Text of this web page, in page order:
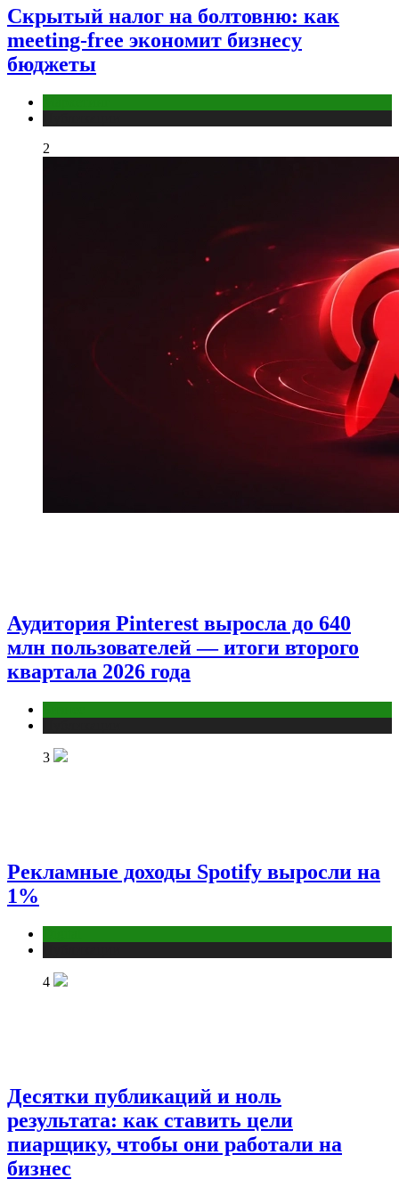
Скрытый налог на болтовню: как
meeting-free экономит бизнесу
бюджеты
2
Аудитория Pinterest выросла до 640
млн пользователей — итоги второго
квартала 2026 года
3
Рекламные доходы Spotify выросли на
1%
4
Десятки публикаций и ноль
результата: как ставить цели
пиарщику, чтобы они работали на
бизнес